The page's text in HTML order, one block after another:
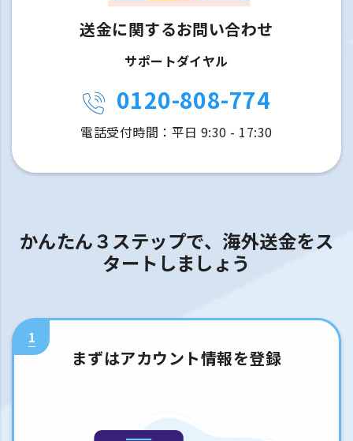
送金に関するお問い合わせ
サポートダイヤル
0120-808-774
電話受付時間：平日 9:30 - 17:30
かんたん３ステップで、海外送金をス
タートしましょう
1
まずはアカウント情報を登録